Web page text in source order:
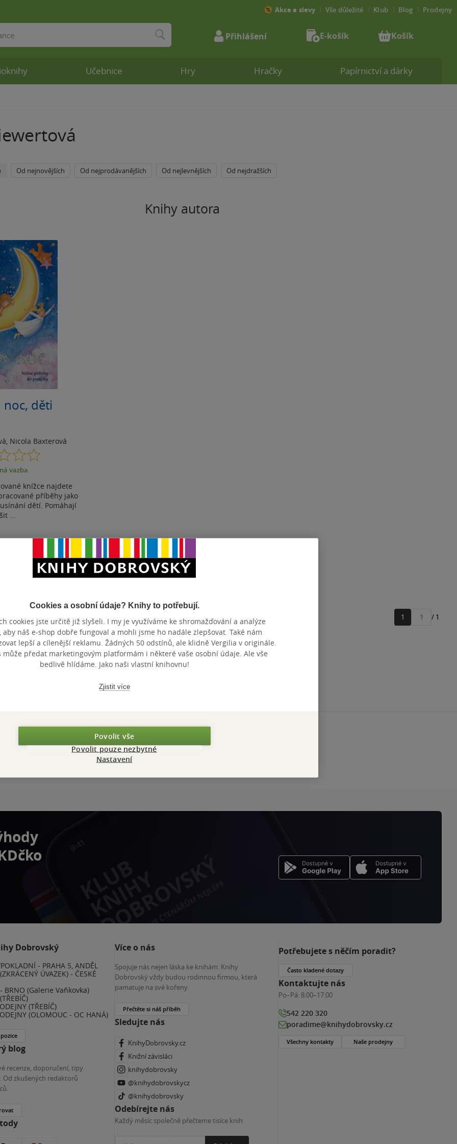
Od nejnovějších Od nejprodávanějších Od nejlevnějších Od nejdražších
Knihy autora
děti
Nicola Baxterová
0.0
z
5 vazba
knížce najdete
příběhy jako
dětí. Pomáhají
...
Zobrazeno 3 z 3
1
Přejít
/ 1
Učebnice Hry Hračky Papírnictví a dárky
Akce a slevy Vše důležité Klub Blog Prodejny
Přihlášení E-košík Košík
Dobrovský
- PRAHA 5, ANDĚL
ÚVAZEK) - ČESKÉ
BRNO (Galerie Vaňkovka)
(TŘEBÍČ)
(OLOMOUC - OC HANÁ)
blog
recenze, doporučení, tipy
Od zkušených redaktorů
Více o nás
Spojuje nás nejen láska ke knihám. Knihy
Dobrovský vždy budou rodinnou firmou, která
pamatuje na své kořeny.
Přečtěte si náš příběh
Sledujte nás
KnihyDobrovsky.cz
Knižní závisláci
knihydobrovsky
@knihydobrovskycz
@knihydobrovsky
Odebírejte nás
Každý měsíc společně přečteme tisíce knih
Potřebujete s něčím poradit?
Často kladené dotazy
Kontaktujte nás
Po–Pá: 8:00–17:00
542 220 320
poradime@knihydobrovsky.cz
Všechny kontakty Naše prodejny
Cookies a osobní údaje? Knihy to potřebují.
cookies jste určitě již slyšeli. I my je využíváme ke shromažďování a analýze
aby náš e-shop dobře fungoval a mohli jsme ho nadále zlepšovat. Také nám
lepší a cílenější reklamu. Žádných 50 odstínů, ale klidně Vergilia v originále.
může předat marketingovým platformám i některé vaše osobní údaje. Ale vše
bedlivě hlídáme. Jako naši vlastní knihovnu!
Zjistit více
Povolit vše
Povolit pouze nezbytné
Nastavení